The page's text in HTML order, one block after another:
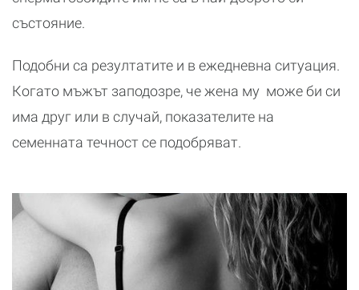
състояние.
Подобни са резултатите и в ежедневна ситуация.
Когато мъжът заподозре, че жена му може би си
има друг или в случай, показателите на
семенната течност се подобряват.